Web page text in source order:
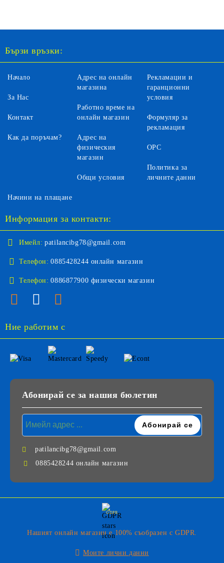
Бързи връзки:
Начало
За Нас
Контакт
Как да поръчам?
Адрес на онлайн
магазина
Работно време на
онлайн магазин
Адрес на
физическия
магазин
Общи условия
Рекламации и
гаранционни
условия
Формуляр за
рекламация
ОРС
Политика за
личните данни
Начини на плащане
Информация за контакти:
Имейл: patilancibg78@gmail.com
Телефон: 0885428244 онлайн магазин
Телефон: 0886877900 физически магазин
Ние работим с
Абонирай се за нашия бюлетин
patilancibg78@gmail.com
0885428244 онлайн магазин
GDPR
Нашият онлайн магазин е 100% съобразен с GDPR.
Моите лични данни